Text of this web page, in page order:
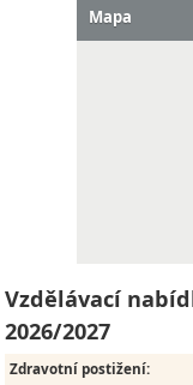
Mapa
Vzdělávací
2026/2027
Zdravotní postižení: